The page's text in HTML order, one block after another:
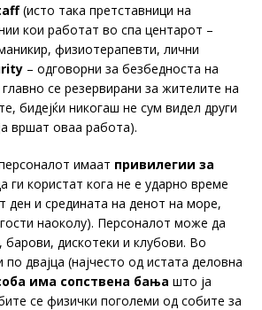
(исто така претставници на
кои работат во спа центарот –
физиотерапевти, лични
– одговорни за безбедноста на
се резервирани за жителите на
бидејќи никогаш не сум видел други
вршат оваа работа).
имаат привилегии за
ги користат кога не е ударно време
ден и средината на денот на море,
наоколу). Персоналот може да
барови, дискотеки и клубови. Во
двајца (најчесто од истата деловна
има сопствена бања што ја
се физички поголеми од собите за